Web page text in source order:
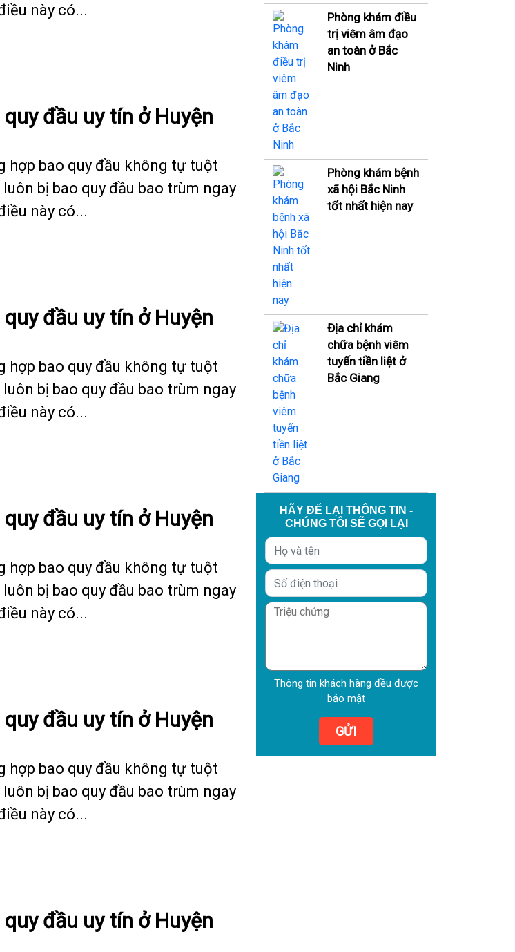
này có...
đầu uy tín ở Huyện
hợp bao quy đầu không tự tuột
bị bao quy đầu bao trùm ngay
này có...
đầu uy tín ở Huyện
hợp bao quy đầu không tự tuột
bị bao quy đầu bao trùm ngay
này có...
đầu uy tín ở Huyện
hợp bao quy đầu không tự tuột
bị bao quy đầu bao trùm ngay
này có...
đầu uy tín ở Huyện
hợp bao quy đầu không tự tuột
bị bao quy đầu bao trùm ngay
này có...
đầu uy tín ở Huyện
Phòng khám điều
trị viêm âm đạo
an toàn ở Bắc
Ninh
Phòng khám bệnh
xã hội Bắc Ninh
tốt nhất hiện nay
Địa chỉ khám
chữa bệnh viêm
tuyến tiền liệt ở
Bắc Giang
HÃY ĐỂ LẠI THÔNG TIN -
CHÚNG TÔI SẼ GỌI LẠI
Thông tin khách hàng đều được
bảo mật
GỬI